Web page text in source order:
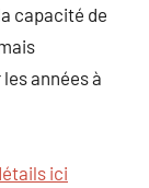
capacité de
années à
ici